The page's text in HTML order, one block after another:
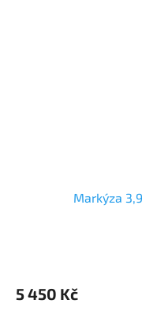
Markýza
5 450 Kč